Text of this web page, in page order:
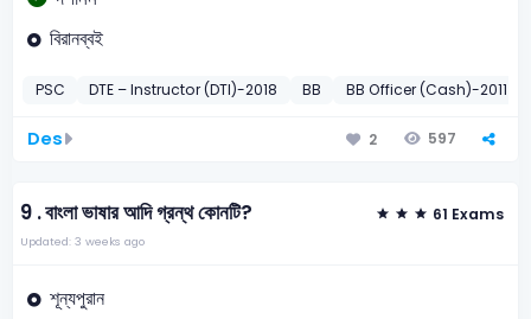
বিরানব্বই
PSC DTE – Instructor (DTI)-2018 BB BB Officer (Cash)-2011
Des 2 597
9 .বাংলা ভাষার আদি গ্রন্থ কোনটি? 61 Exams
Updated: 3 weeks ago
শূন্যপুরান